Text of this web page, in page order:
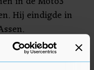
Hij eindigde in